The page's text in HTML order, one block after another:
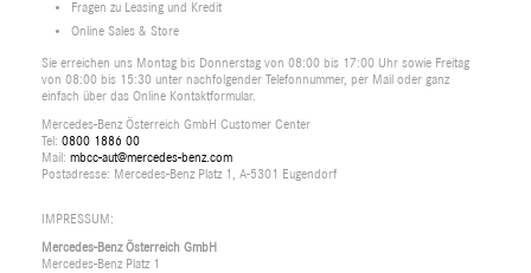
Fragen zu Leasing und Kredit
Online Sales & Store
Sie erreichen uns Montag bis Donnerstag von 08:00 bis 17:00 Uhr sowie Freitag
von 08:00 bis 15:30 unter nachfolgender Telefonnummer, per Mail oder ganz
einfach über das Online Kontaktformular.
Mercedes-Benz Österreich GmbH Customer Center
Tel: 0800 1886 00
Mail: mbcc-aut@mercedes-benz.com
Postadresse: Mercedes-Benz Platz 1, A-5301 Eugendorf
IMPRESSUM:
Mercedes-Benz Österreich GmbH
Mercedes-Benz Platz 1